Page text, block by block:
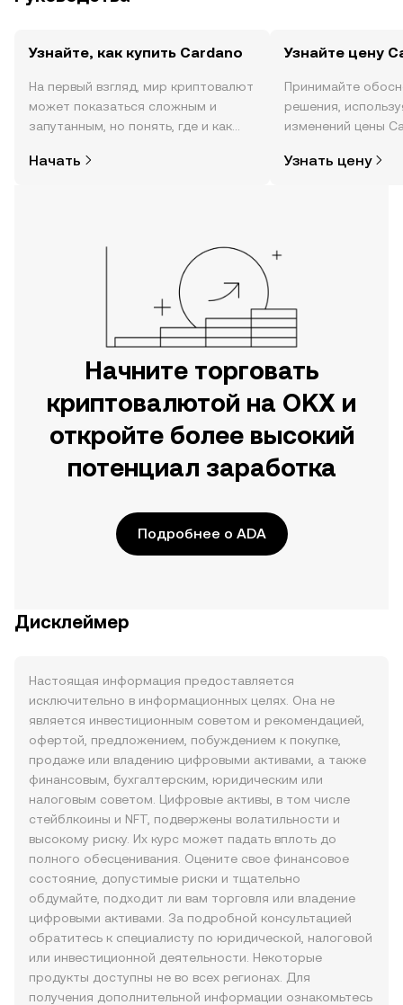
Узнайте, как купить Cardano
На первый взгляд, мир криптовалют
может показаться сложным и
запутанным, но понять, где и как
так сложно. Начните исследовать
Начать
Узнайте цену
Принимайте
решения,
изменений цены
настроениях в
Узнать цену
Начните торговать
криптовалютой на OKX и
откройте более высокий
потенциал заработка
Подробнее о ADA
Дисклеймер
Настоящая информация предоставляется
исключительно в информационных целях. Она не
является инвестиционным советом и рекомендацией,
офертой, предложением, побуждением к покупке,
продаже или владению цифровыми активами, а также
финансовым, бухгалтерским, юридическим или
налоговым советом. Цифровые активы, в том числе
стейблкоины и NFT, подвержены волатильности и
высокому риску. Их курс может падать вплоть до
полного обесценивания. Оцените свое финансовое
состояние, допустимые риски и тщательно
обдумайте, подходит ли вам торговля или владение
цифровыми активами. За подробной консультацией
обратитесь к специалисту по юридической, налоговой
или инвестиционной деятельности. Некоторые
продукты доступны не во всех регионах. Для
получения дополнительной информации ознакомьтесь